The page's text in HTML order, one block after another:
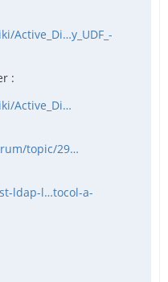
Active_Di…y_UDF_-
:
Active_Di…
topic/29…
ldap-l…tocol-a-